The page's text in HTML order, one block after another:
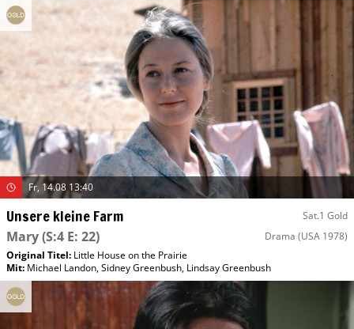
Fr, 14.08 13:40
Unsere kleine Farm Sat.1 Gold
Mary(S:4 E: 22) Drama (USA 1978)
Original Titel: Little House on the Prairie
Mit: Michael Landon,Sidney Greenbush, Lindsay Greenbush